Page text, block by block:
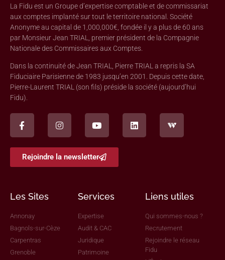
La Fidu est un Groupe d’expertise comptable et de commissariat
aux comptes implanté sur tout le territoire national. Société
Anonyme au capital de 1,000,000€, fondée il y a plus de 60 ans
par Monsieur Jean TRIAL, premier président de la Compagnie
Nationale des Commissaires aux Comptes.
Dans la continuité de Jean TRIAL, Pierre TRIAL a repris la SA
Fiduciaire Parisienne de 1983 jusqu’en 2001. Depuis cette date,
Pierre-Laurent TRIAL (son fils) préside la société (aujourd’hui
Fidu).
Rejoindre la newsletter
Les Sites
Annonay
Bagnols-sur-Cèze
Carpentras
Grenoble
Services
Expertise
Audit & CAC
Juridique
Patrimoine
Liens utiles
Qui sommes-nous ?
Recrutement
Rejoindre le réseau
Fidu